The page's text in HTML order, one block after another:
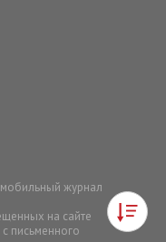
журнал
на сайте
письменного